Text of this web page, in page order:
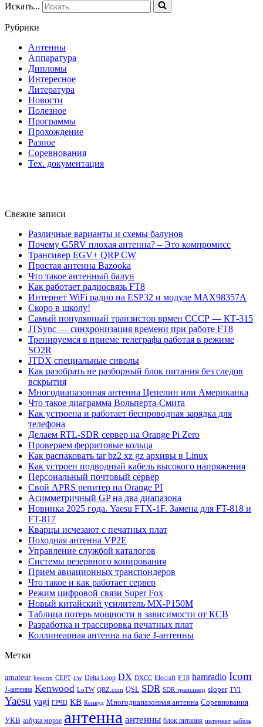
Искать...
Рубрики
Антенны
Аппаратура
Дипломы
Интересное
Литература
Новости
Полезное
Программы
Прохождение
Разное
Соревнования
Тех. документация
Свежие записи
Различные варианты и схемы балунов
Почему G5RV плохая антенна? – Это компромисс
Трансивер EGV+ QRP CW
Простая антенна Bazooka
Что такое антенный балун
Как работает радиосвязь FT8
Интернет WiFi радио на ESP32 и модуле MAX98357A
Скоро в школу!
Самый популярный транзистор врмен СССР — КТ-315
JTSync — синхронизация времени при работе FT8
Тренируемся в приеме телеграфа работая в режиме
SO2R
JTDX специальные сиволы
Как разобрать не разборный блок питания без следов
вскрытия
Многодиапазонная антенна Цепелин или Американка
Что такое диаграмма Вольперта-Смита
Как устроена и работает беспроводная зарядка для
телефона
Делаем RTL-SDR сервер на Orange Pi Zero
Проверяем ферритовые кольца
Как распаковать tar bz2 xz gz архивы в Linux
Как устроен подводный кабель высокого напряжения
Персональный почтовый сервер
Свой APRS репитер на Orange PI
Асимметричный GP на два диапазона
Новинка 2025 года. Yaesu FTX-1F. Замена для FT-818 и
FT-817
Кварцы исчезают с печатных плат
Походная антенна VP2E
Управление службой каталогов
Системы резервного копирования
Прием авиационных транспондеров
Что такое и как работает сервер
Режим цифровой связи Super Fox
Новый китайский усилитель MX-P150M
Таблица потерь мощности в зависимости от КСВ
Разработка и трассировка печатных плат
Коллинеарная антенна на базе J-антенны
Метки
amateur beacon CEPT cw Delta Loop DX DXCC Elecraft FT8 hamradio Icom
J-антенна Kenwood LoTW QRZ.com QSL SDR SDR трансивер sloper TVI
Yaesu yagi ГРЧЦ КВ Кенвуд Многодиапазонная антенна Соревнования
УКВ азбука морзе антенна антенны блок питания интернет кабель